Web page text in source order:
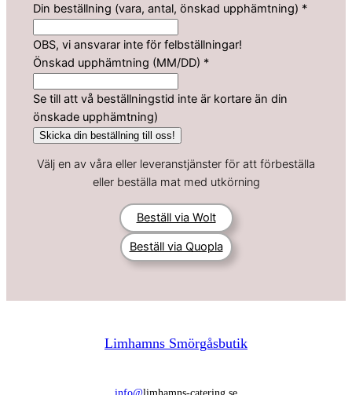
p
h
ä
t
n
g
p
Din beställning (vara, antal, önskad upphämtning) *
OBS, vi ansvarar inte för felbställningar!
Önskad upphämtning (MM/DD) *
Se till att vå beställningstid inte är kortare än din
önskade upphämtning)
Skicka din beställning till oss!
Välj en av våra eller leveranstjänster för att förbeställa
eller beställa mat med utkörning
Beställ via Wolt
Beställ via Quopla
Limhamns Smörgåsbutik